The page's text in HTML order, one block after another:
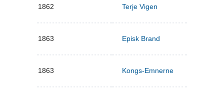
1862 Terje Vigen
1863 Episk Brand
1863 Kongs-Emnerne